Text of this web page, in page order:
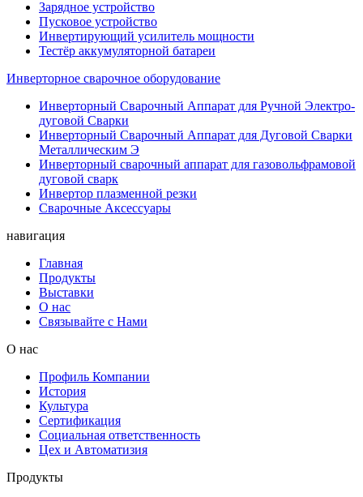
Инверторное сварочное оборудование
Инверторный Сварочный Аппарат для Ручной Электро-
дуговой Сварки
Инверторный Сварочный Аппарат для Дуговой Сварки
Инверторный сварочный аппарат для газовольфрамовой
дуговой сварк
Инвертор плазменной резки
Сварочные Аксессуары
навигация
Главная
Продукты
Выставки
Связывайте с Нами
О нас
Профиль Компании
Социальная ответственность
Цех и Автоматизия
Продукты
Автоматизированное аккумуляторное оборудование
Кабель питания от внешнего источника и зажимы
Аккумуляторый Кабель